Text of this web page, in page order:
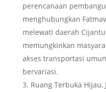
perencanaan
menghubungkan
melewati daerah
memungkinkan
akses transportasi
bervariasi.
Ruang Terbuka